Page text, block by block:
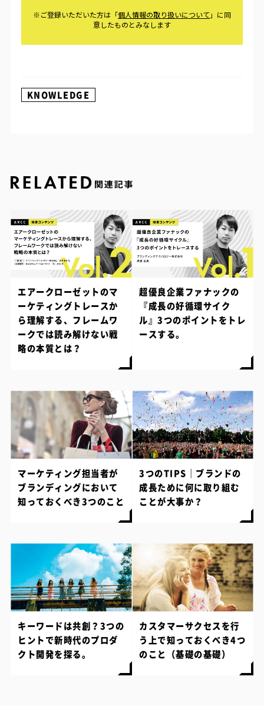
KNOWLEDGE
エアークローゼットのマ
ーケティングトレースか
ら理解する、フレームワ
ークでは読み解けない戦
略の本質とは？
超優良企業ファナックの
『成長の好循環サイク
ル』3つのポイントをトレ
ースする。
マーケティング担当者が
ブランディングにおいて
知っておくべき3つのこと
3つのTIPS｜ブランドの
成長ために何に取り組む
ことが大事か？
キーワードは共創？3つの
ヒントで新時代のプロダ
クト開発を探る。
カスタマーサクセスを行
う上で知っておくべき4つ
のこと（基礎の基礎）